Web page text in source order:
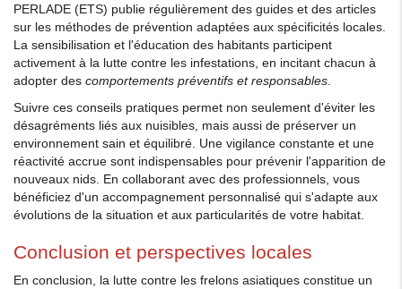
PERLADE (ETS) publie régulièrement des guides et des articles
sur les méthodes de prévention adaptées aux spécificités locales.
La sensibilisation et l'éducation des habitants participent
activement à la lutte contre les infestations, en incitant chacun à
adopter des comportements préventifs et responsables.
Suivre ces conseils pratiques permet non seulement d'éviter les
désagréments liés aux nuisibles, mais aussi de préserver un
environnement sain et équilibré. Une vigilance constante et une
réactivité accrue sont indispensables pour prévenir l'apparition de
nouveaux nids. En collaborant avec des professionnels, vous
bénéficiez d'un accompagnement personnalisé qui s'adapte aux
évolutions de la situation et aux particularités de votre habitat.
Conclusion et perspectives locales
En conclusion, la lutte contre les frelons asiatiques constitue un